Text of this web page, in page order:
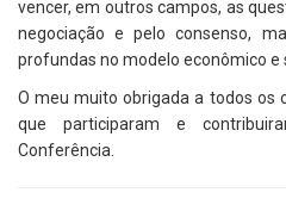
vencer, em outros campos, as
negociação e pelo consenso,
profundas no modelo econômico e
O meu muito obrigada a todos os
que participaram e
Conferência.